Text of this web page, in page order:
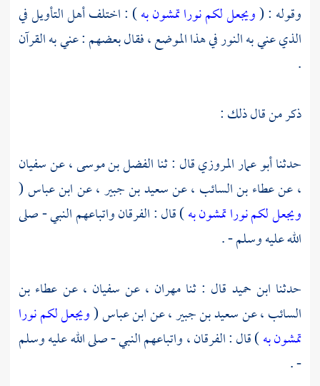
وقوله : (ويجعل لكم نورا تمشون به) : اختلف أهل التأويل في
الذي عني به النور في هذا الموضع ، فقال بعضهم : عني به القرآن
.
ذكر من قال ذلك :
حدثناأبو عمار المروزيقال : ثناالفضل بن موسى، عنسفيان
، عنعطاء بن السائب ، عنسعيد بن جبير، عنابن عباس(
ويجعل لكم نورا تمشون به) قال : الفرقان واتباعهم النبي - صلى
الله عليه وسلم - .
حدثنا ابن حميد قال : ثنا مهران ، عن سفيان ، عن عطاء بن
السائب، عنسعيد بن جبير، عنابن عباس(ويجعل لكم نورا
تمشون به) قال : الفرقان ، واتباعهم النبي - صلى الله عليه وسلم
- .